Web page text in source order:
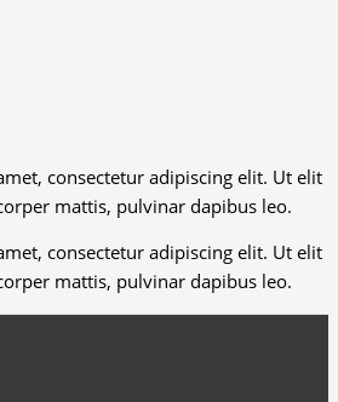
consectetur adipiscing elit. Ut elit
mattis, pulvinar dapibus leo.
consectetur adipiscing elit. Ut elit
mattis, pulvinar dapibus leo.